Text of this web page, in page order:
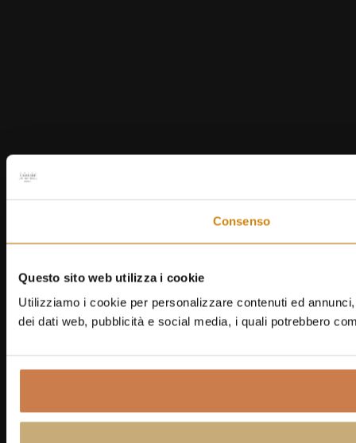
Consenso
Questo sito web utilizza i cookie
Utilizziamo i cookie per personalizzare contenuti ed
dei dati web, pubblicità e social media, i quali potrebbero